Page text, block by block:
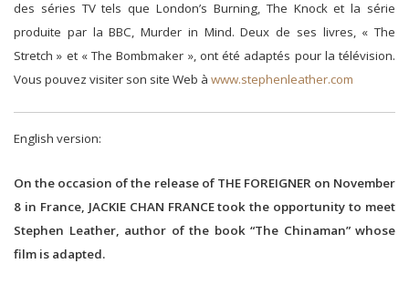
des séries TV tels que London’s Burning, The Knock et la série
produite par la BBC, Murder in Mind. Deux de ses livres, « The
Stretch » et « The Bombmaker », ont été adaptés pour la télévision.
Vous pouvez visiter son site Web à www.stephenleather.com
English version:
On the occasion of the release of THE FOREIGNER on November
8 in France, JACKIE CHAN FRANCE took the opportunity to meet
Stephen Leather, author of the book “The Chinaman” whose
film is adapted.